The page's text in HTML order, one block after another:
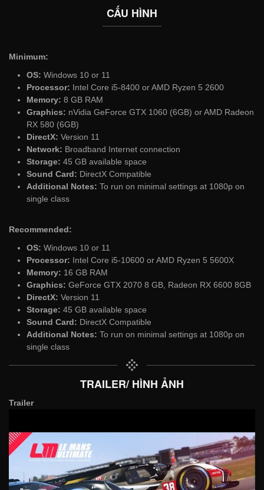
CẤU HÌNH
Minimum:
OS: Windows 10 or 11
Processor: Intel Core i5-8400 or AMD Ryzen 5 2600
Memory: 8 GB RAM
Graphics: nVidia GeForce GTX 1060 (6GB) or AMD Radeon
RX 580 (6GB)
DirectX: Version 11
Network: Broadband Internet connection
Storage: 45 GB available space
Sound Card: DirectX Compatible
Additional Notes: To run on minimal settings at 1080p on
single class
Recommended:
OS: Windows 10 or 11
Processor: Intel Core i5-10600 or AMD Ryzen 5 5600X
Memory: 16 GB RAM
Graphics: GeForce GTX 2070 8 GB, Radeon RX 6600 8GB
DirectX: Version 11
Storage: 45 GB available space
Sound Card: DirectX Compatible
Additional Notes: To run on minimal settings at 1080p on
single class
TRAILER/ HÌNH ẢNH
Trailer